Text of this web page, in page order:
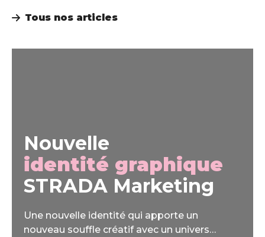
Tous nos articles
Nouvelle
identité graphique
STRADA Marketing
Une nouvelle identité qui apporte un
nouveau souffle créatif avec un univers